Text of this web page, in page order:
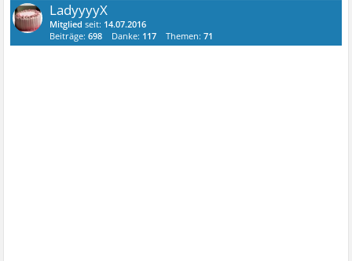
LadyyyyX
Mitglied seit: 14.07.2016
Beiträge:698 Danke: 117 Themen:71